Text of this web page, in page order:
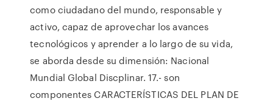
como ciudadano del mundo, responsable y
activo, capaz de aprovechar los avances
tecnológicos y aprender a lo largo de su vida,
se aborda desde su dimensión: Nacional
Mundial Global Discplinar. 17.- son
componentes CARACTERÍSTICAS DEL PLAN DE